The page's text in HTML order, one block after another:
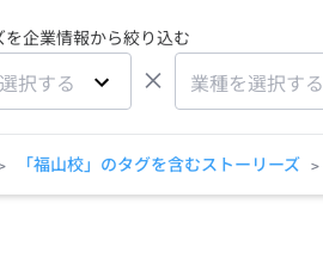
を企業情報から絞り込む
択する × 業種を選択する
「福山校」のタグを含むストーリーズ >